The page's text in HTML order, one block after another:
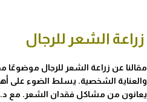
زراعة الشعر للرجال
مقالنا عن زراعة الشعر للرجال موضوعًا
والعناية الشخصية. يسلط الضوء على
يعانون من مشاكل فقدان الشعر. مع د.